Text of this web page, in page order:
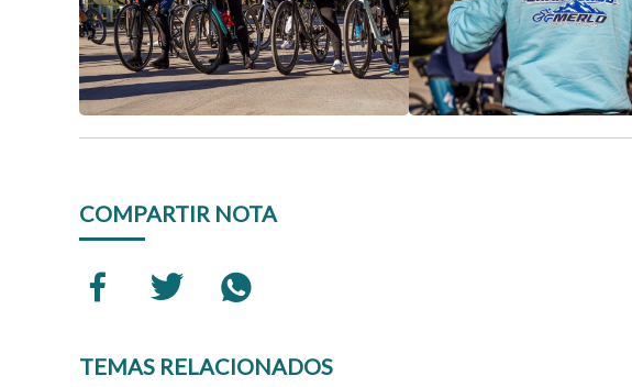
COMPARTIR NOTA
TEMAS RELACIONADOS